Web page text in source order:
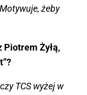
żeby
Piotrem Żyłą,
TCS wyżej w